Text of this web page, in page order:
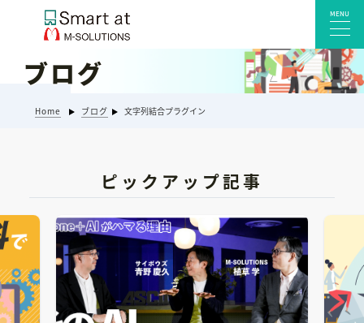
Smart at reception 店舗・施設受付
kintoneプラグイン・連携サービス
Smart at 自治体DX
システム開発
エンタープライズ向けkintone開発
Smart at event
MENU
ブログ
Home ブログ 文字列結合プラグイン
ピックアップ記事